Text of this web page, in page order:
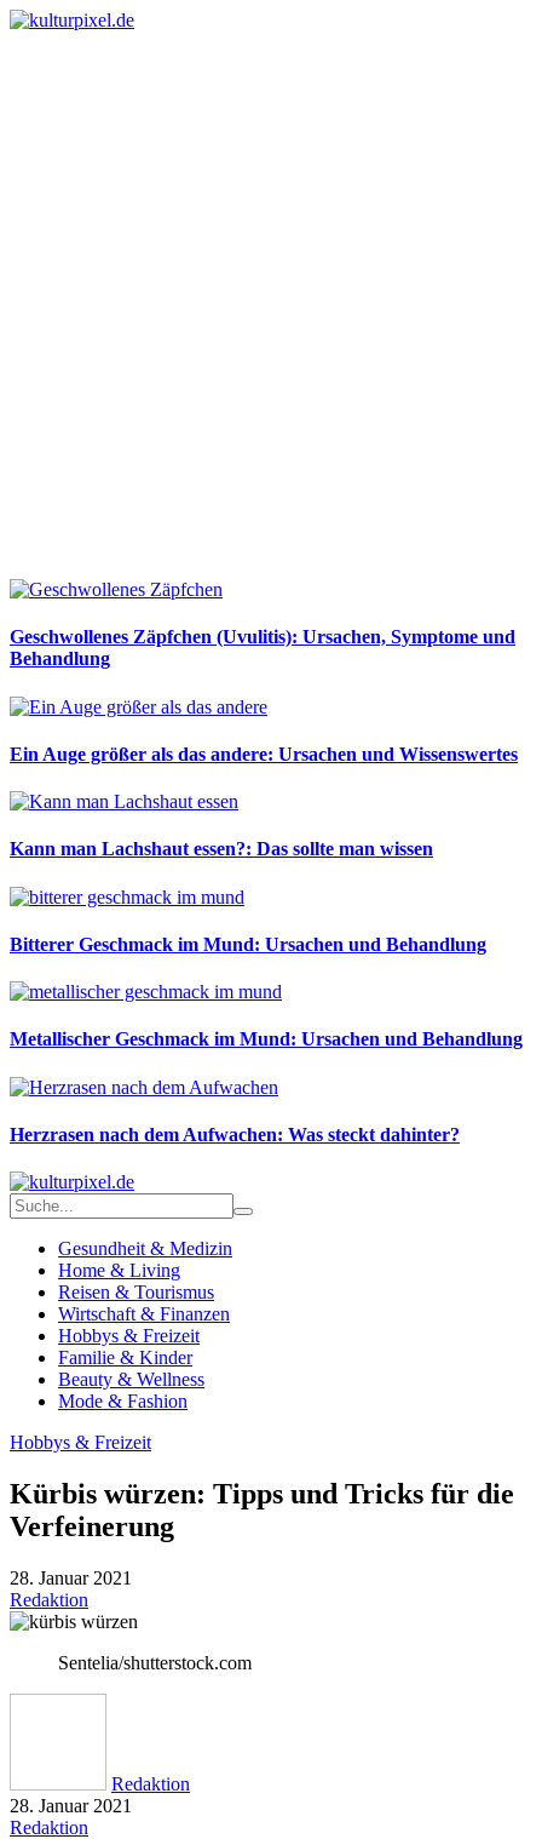
Geschwollenes Zäpfchen (Uvulitis): Ursachen, Symptome und
Behandlung
Ein Auge größer als das andere: Ursachen und Wissenswertes
Kann man Lachshaut essen?: Das sollte man wissen
Bitterer Geschmack im Mund: Ursachen und Behandlung
Metallischer Geschmack im Mund: Ursachen und Behandlung
Herzrasen nach dem Aufwachen: Was steckt dahinter?
Gesundheit & Medizin
Home & Living
Reisen & Tourismus
Wirtschaft & Finanzen
Hobbys & Freizeit
Familie & Kinder
Beauty & Wellness
Mode & Fashion
Hobbys & Freizeit
Kürbis würzen: Tipps und Tricks für die
Verfeinerung
28. Januar 2021
Redaktion
Sentelia/shutterstock.com
Redaktion
28. Januar 2021
Redaktion